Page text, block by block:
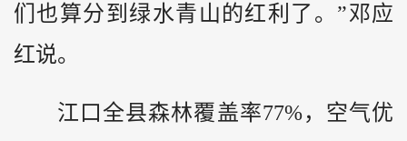
们也算分到绿水青山的红利了。”邓应
红说。
江口全县森林覆盖率77%，空气优